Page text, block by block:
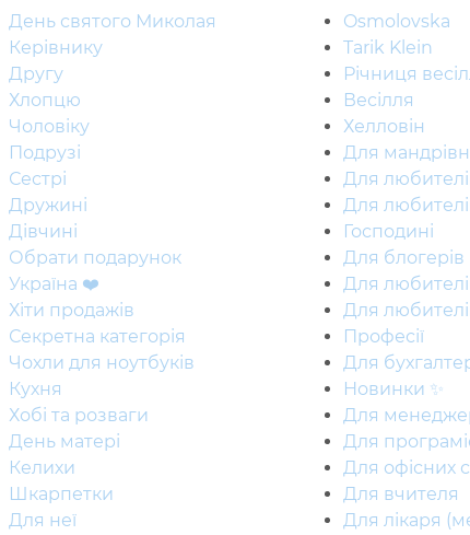
День святого Миколая
Керівнику
Другу
Хлопцю
Чоловіку
Подрузі
Сестрі
Дружині
Дівчині
Обрати подарунок
Україна ❤️
Хіти продажів
Секретна категорія
Чохли для ноутбуків
Кухня
Хобi та розваги
День матері
Келихи
Шкарпетки
Для неї
Osmolovska
Tarik Klein
Річниця
Весілля
Хелловін
Для
Для
Для
Господині
Для блогерів
Для
Для
Професії
Для
Новинки ✨
Для
Для
Для офісних
Для вчителя
Для лікаря